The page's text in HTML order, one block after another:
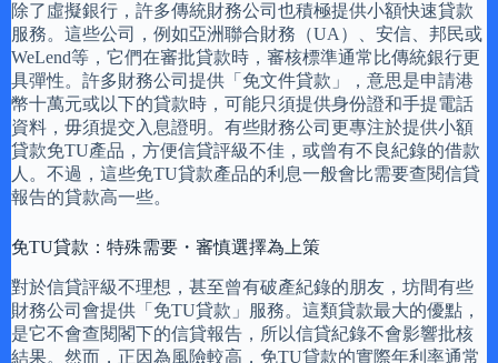
除了虛擬銀行，許多傳統財務公司也積極提供小額快速貸款
服務。這些公司，例如亞洲聯合財務（UA）、安信、邦民或
WeLend等，它們在審批貸款時，審核標準通常比傳統銀行更
具彈性。許多財務公司提供「免文件貸款」，意思是申請港
幣十萬元或以下的貸款時，可能只須提供身份證和手提電話
資料，毋須提交入息證明。有些財務公司更專注於提供小額
貸款免TU產品，方便信貸評級不佳，或曾有不良紀錄的借款
人。不過，這些免TU貸款產品的利息一般會比需要查閱信貸
報告的貸款高一些。
免TU貸款：特殊需要・審慎選擇為上策
對於信貸評級不理想，甚至曾有破產紀錄的朋友，坊間有些
財務公司會提供「免TU貸款」服務。這類貸款最大的優點，
是它不會查閱閣下的信貸報告，所以信貸紀錄不會影響批核
結果。然而，正因為風險較高，免TU貸款的實際年利率通常